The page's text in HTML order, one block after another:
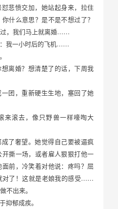
悲愤交加，她站起身来，拉住
什么意思？是不是不想过了？
，我们马上就离婚……
我一小时后的飞机……
离婚？想清楚了的话，下周我
团，重新硬生生地，塞回了她
来滚去，像只野兽一样嚎啕大
了奢望。她觉得自己要被逼疯
撕一场，或者雇人狠狠打他一
前，冷笑着对他说：疼吗？屈
对了！这就是老娘我的感受……
不出来。
抑郁成疾。